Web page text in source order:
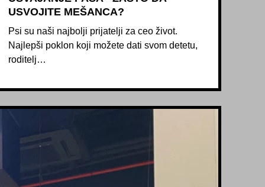
USVOJITE MEŠANCA?
Psi su naši najbolji prijatelji za ceo život.
Najlepši poklon koji možete dati svom detetu,
roditelj…